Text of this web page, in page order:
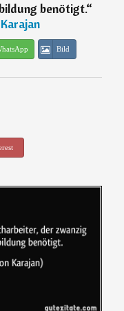
benötigt.“
Bild